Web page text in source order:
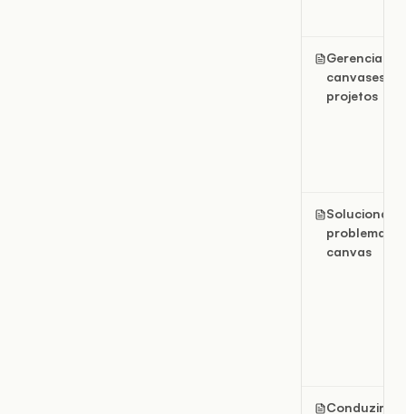
Gerenciar
canvases em
projetos
Solucionar
problemas
canvas
Conduzir um